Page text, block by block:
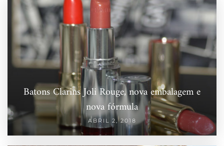
Batons Clarins Joli Rouge, nova embalagem e
nova fórmula
ABRIL 2, 2018